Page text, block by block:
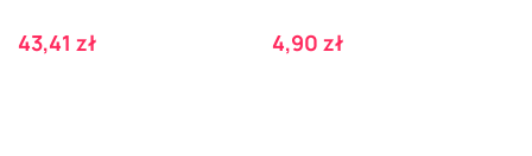
Cena
43,41 zł Cena
4,90 zł